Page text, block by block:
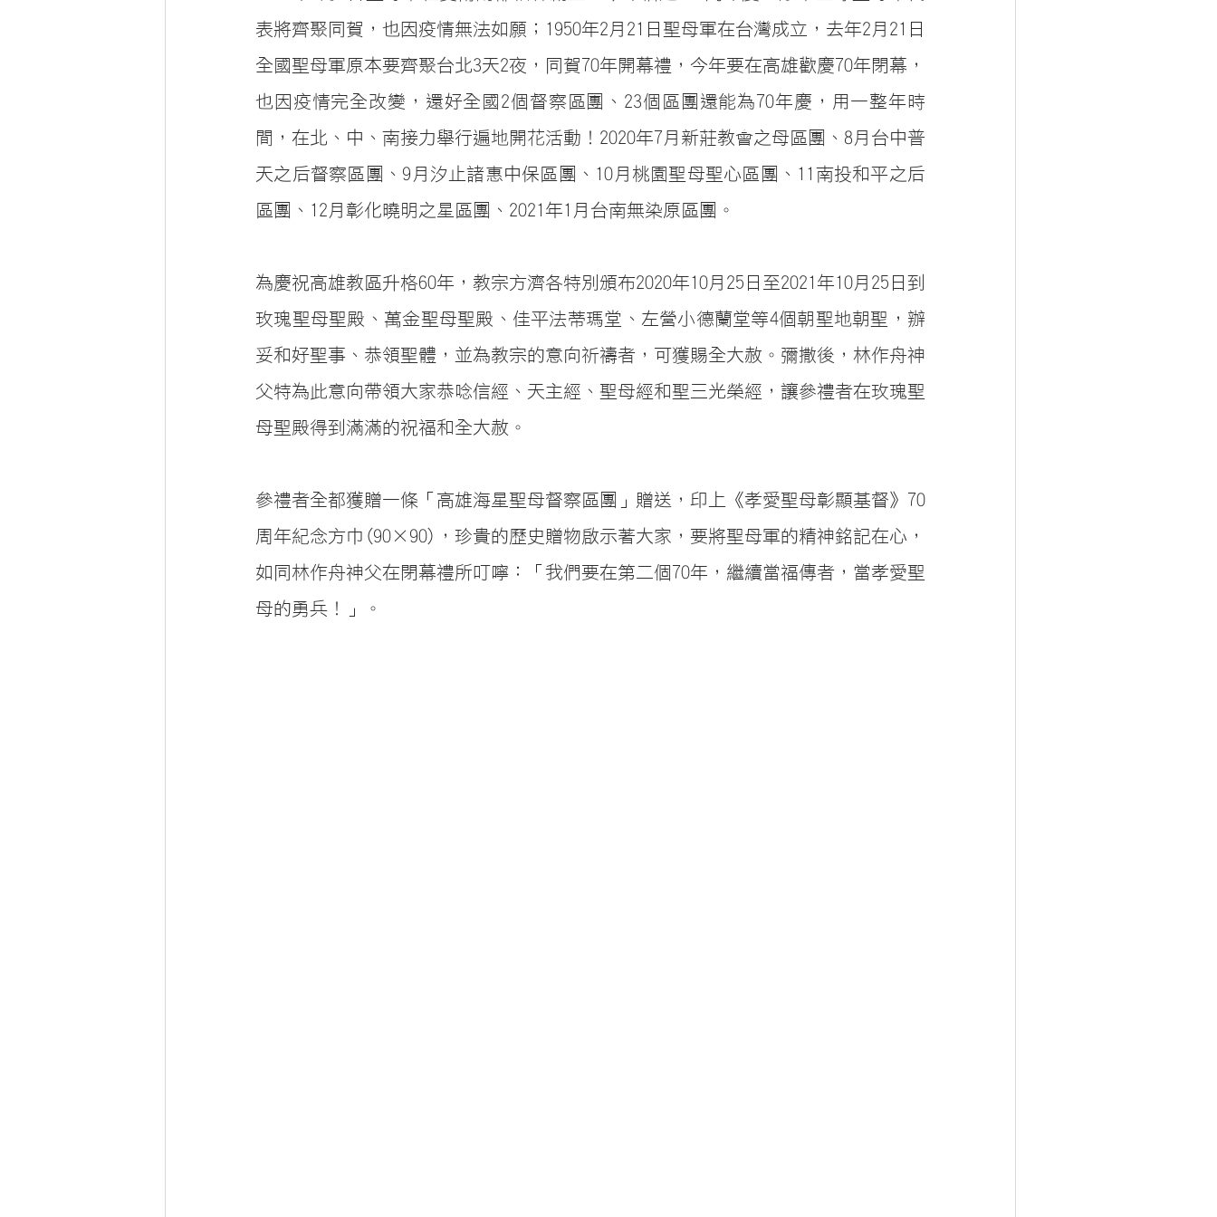
表將齊聚同賀，也因疫情無法如願；1950年2月21日聖母軍在台灣成立，去年2月21日
全國聖母軍原本要齊聚台北3天2夜，同賀70年開幕禮，今年要在高雄歡慶70年閉幕，
也因疫情完全改變，還好全國2個督察區團、23個區團還能為70年慶，用一整年時
間，在北、中、南接力舉行遍地開花活動！2020年7月新莊教會之母區團、8月台中普
天之后督察區團、9月汐止諸惠中保區團、10月桃園聖母聖心區團、11南投和平之后
區團、12月彰化曉明之星區團、2021年1月台南無染原區團。
為慶祝高雄教區升格60年，教宗方濟各特別頒布2020年10月25日至2021年10月25日到
玫瑰聖母聖殿、萬金聖母聖殿、佳平法蒂瑪堂、左營小德蘭堂等4個朝聖地朝聖，辦
妥和好聖事、恭領聖體，並為教宗的意向祈禱者，可獲賜全大赦。彌撒後，林作舟神
父特為此意向帶領大家恭唸信經、天主經、聖母經和聖三光榮經，讓參禮者在玫瑰聖
母聖殿得到滿滿的祝福和全大赦。
參禮者全都獲贈一條「高雄海星聖母督察區團」贈送，印上《孝愛聖母彰顯基督》70
周年紀念方巾(90×90)，珍貴的歷史贈物啟示著大家，要將聖母軍的精神銘記在心，
如同林作舟神父在閉幕禮所叮嚀：「我們要在第二個70年，繼續當福傳者，當孝愛聖
母的勇兵！」。